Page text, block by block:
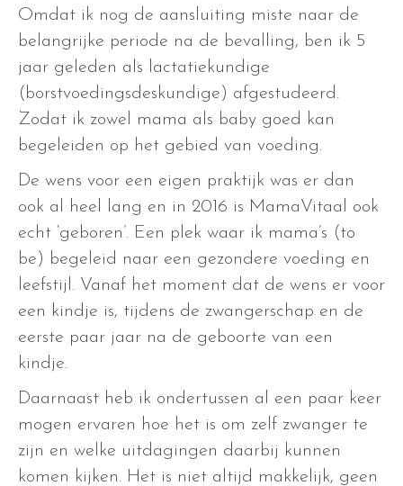
Omdat ik nog de aansluiting miste naar de
belangrijke periode na de bevalling, ben ik 5
jaar geleden als lactatiekundige
(borstvoedingsdeskundige) afgestudeerd.
Zodat ik zowel mama als baby goed kan
begeleiden op het gebied van voeding.
De wens voor een eigen praktijk was er dan
ook al heel lang en in 2016 is MamaVitaal ook
echt ‘geboren’. Een plek waar ik mama’s (to
be) begeleid naar een gezondere voeding en
leefstijl. Vanaf het moment dat de wens er voor
een kindje is, tijdens de zwangerschap en de
eerste paar jaar na de geboorte van een
kindje.
Daarnaast heb ik ondertussen al een paar keer
mogen ervaren hoe het is om zelf zwanger te
zijn en welke uitdagingen daarbij kunnen
komen kijken. Het is niet altijd makkelijk, geen